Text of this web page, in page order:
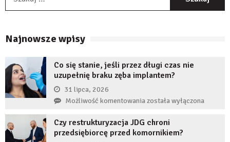
Najnowsze wpisy
Co się stanie, jeśli przez długi czas nie
uzupełnię braku zęba implantem?
31 lipca, 2026
Możliwość komentowaniaCo
stanie,
jeśli
została wyłączona
Czy restrukturyzacja JDG chroni
przedsiębiorcę przed komornikiem?